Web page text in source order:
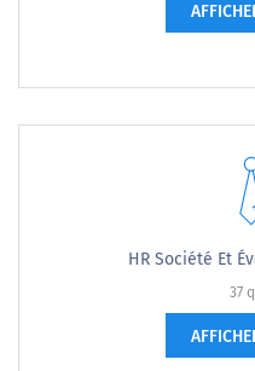
HR Société Et
37